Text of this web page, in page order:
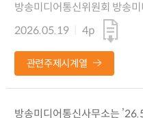
방송미디어통신위원회 방송
2026.05.19
4p
관련주제시계열
방송미디어통신사무소는